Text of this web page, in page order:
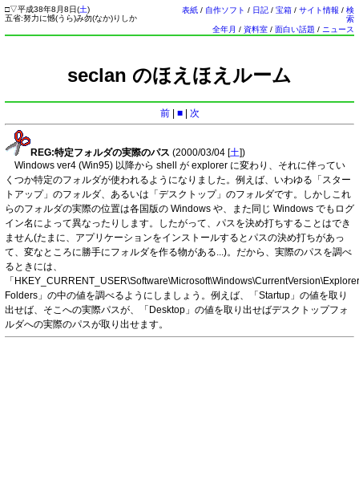
□▽平成38年8月8日(土)
五省:努力に憾(うら)み勿(なか)りしか
表紙 / 自作ソフト / 日記 / 宝箱 / サイト情報 / 検
索
全年月 / 資料室 / 面白い話題 / ニュース
seclan のほえほえルーム
前| ■| 次
REG:特定フォルダの実際のパス (2000/03/04 [土])
Windows ver4 (Win95) 以降から shell が explorer に変わり、それに伴ってい
くつか特定のフォルダが使われるようになりました。例えば、いわゆる「スター
トアップ」のフォルダ、あるいは「デスクトップ」のフォルダです。しかしこれ
らのフォルダの実際の位置は各国版の Windows や、また同じ Windows でもログ
イン名によって異なったりします。したがって、パスを決め打ちすることはでき
ません(たまに、アプリケーションをインストールするとパスの決め打ちがあっ
て、変なところに勝手にフォルダを作る物がある...)。だから、実際のパスを調べ
るときには、
「
Folders」の中の値を調べるようにしましょう。例えば、「Startup」の値を取り
出せば、そこへの実際パスが、「Desktop」の値を取り出せばデスクトップフォ
ルダへの実際のパスが取り出せます。